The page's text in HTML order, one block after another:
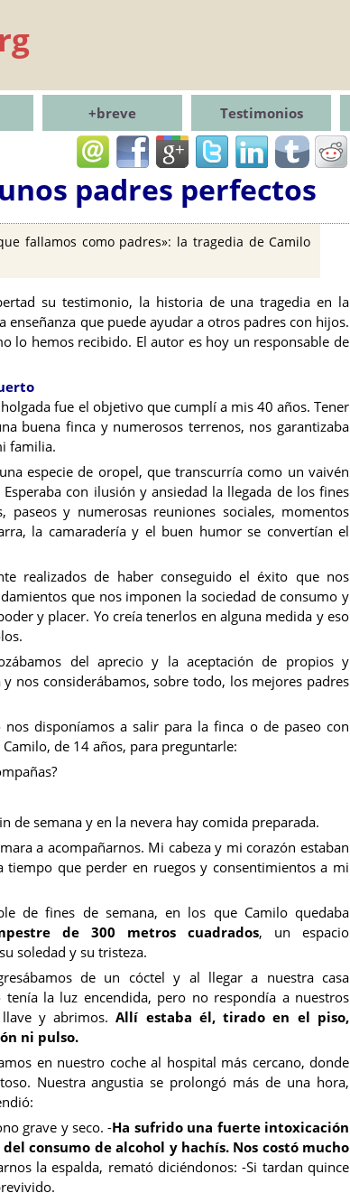
+breve Testimonios
padres perfectos
fallamos como padres»: la tragedia de Camilo
su testimonio, la historia de una tragedia en la
enseñanza que puede ayudar a otros padres con hijos.
lo hemos recibido. El autor es hoy un responsable de
fue el objetivo que cumplí a mis 40 años. Tener
buena finca y numerosos terrenos, nos garantizaba
familia.
especie de oropel, que transcurría como un vaivén
con ilusión y ansiedad la llegada de los fines
paseos y numerosas reuniones sociales, momentos
la camaradería y el buen humor se convertían el
realizados de haber conseguido el éxito que nos
que nos imponen la sociedad de consumo y
y placer. Yo creía tenerlos en alguna medida y eso
del aprecio y la aceptación de propios y
nos considerábamos, sobre todo, los mejores padres
disponíamos a salir para la finca o de paseo con
de 14 años, para preguntarle:
de semana y en la nevera hay comida preparada.
a acompañarnos. Mi cabeza y mi corazón estaban
tiempo que perder en ruegos y consentimientos a mi
de fines de semana, en los que Camilo quedaba
de 300 metros cuadrados, un espacio
soledad y su tristeza.
de un cóctel y al llegar a nuestra casa
la luz encendida, pero no respondía a nuestros
llave y abrimos.Allí estaba él, tirado en el piso,
ni pulso.
en nuestro coche al hospital más cercano, donde
Nuestra angustia se prolongó más de una hora,
grave y seco. -Ha sufrido una fuerte intoxicación
consumo de alcohol y hachís. Nos costó mucho
la espalda, remató diciéndonos: -Si tardan quince